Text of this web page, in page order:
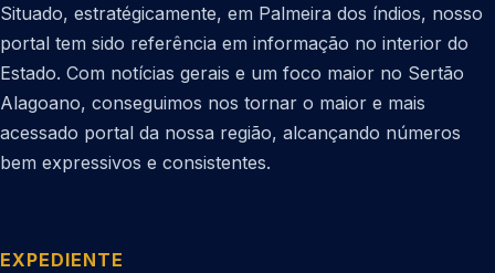
Situado, estratégicamente, em Palmeira dos índios, nosso
portal tem sido referência em informação no interior do
Estado. Com notícias gerais e um foco maior no Sertão
Alagoano, conseguimos nos tornar o maior e mais
acessado portal da nossa região, alcançando números
bem expressivos e consistentes.
EXPEDIENTE